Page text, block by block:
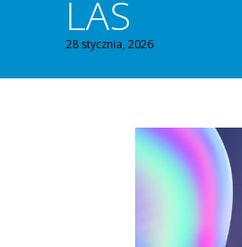
LAS
28 stycznia, 2026